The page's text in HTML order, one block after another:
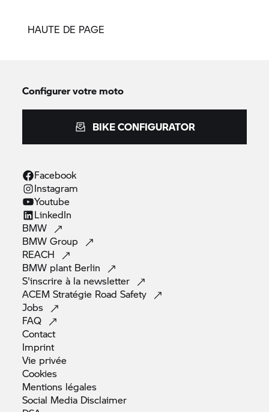
HAUTE DE PAGE
Configurer votre moto
BIKE CONFIGURATOR
Facebook
Instagram
Youtube
LinkedIn
BMW
BMWGroup
REACH
BMW plant Berlin
S'inscrire à la newsletter
ACEM Stratégie RoadSafety
Jobs
FAQ
Contact
Imprint
Vie privée
Cookies
Mentions légales
Social Media Disclaimer